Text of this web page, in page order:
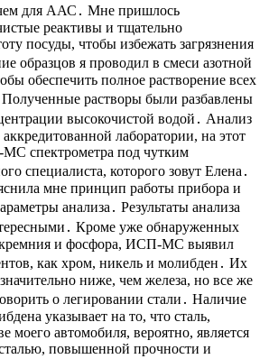
для ААС․ Мне пришлось
реактивы и тщательно
посуды, чтобы избежать загрязнения
образцов я проводил в смеси азотной
обеспечить полное растворение всех
растворы были разбавлены
высокочистой водой․ Анализ
лаборатории, на этот
спектрометра под чутким
специалиста, которого зовут Елена․
мне принцип работы прибора и
анализа․ Результаты анализа
Кроме уже обнаруженных
кремния и фосфора, ИСП-МС выявил
как хром, никель и молибден․ Их
ниже, чем железа, но все же
о легировании стали․ Наличие
указывает на то, что сталь,
моего автомобиля, вероятно, является
повышенной прочности и